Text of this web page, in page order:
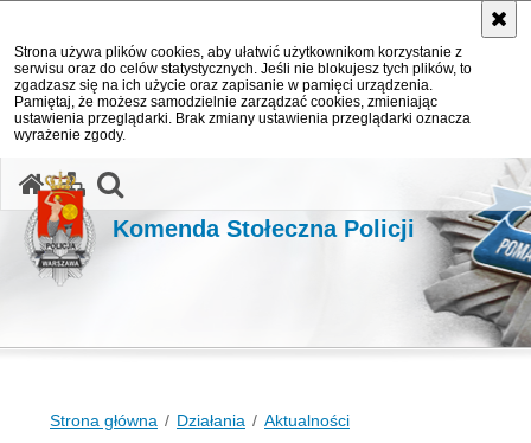
Strona używa plików cookies, aby ułatwić użytkownikom korzystanie z
serwisu oraz do celów statystycznych. Jeśli nie blokujesz tych plików, to
zgadzasz się na ich użycie oraz zapisanie w pamięci urządzenia.
Pamiętaj, że możesz samodzielnie zarządzać cookies, zmieniając
ustawienia przeglądarki. Brak zmiany ustawienia przeglądarki oznacza
wyrażenie zgody.
Komenda Stołeczna Policji
Strona główna Działania Aktualności